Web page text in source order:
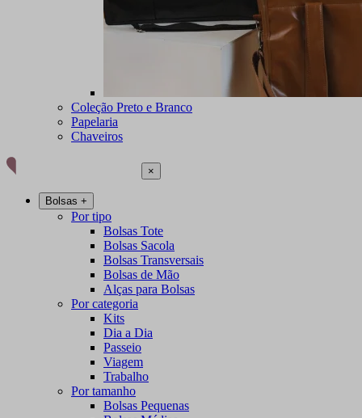
Coleção Preto e Branco
Papelaria
Chaveiros
×
Bolsas +
Por tipo
Bolsas Tote
Bolsas Sacola
Bolsas Transversais
Bolsas de Mão
Alças para Bolsas
Por categoria
Kits
Dia a Dia
Passeio
Viagem
Trabalho
Por tamanho
Bolsas Pequenas